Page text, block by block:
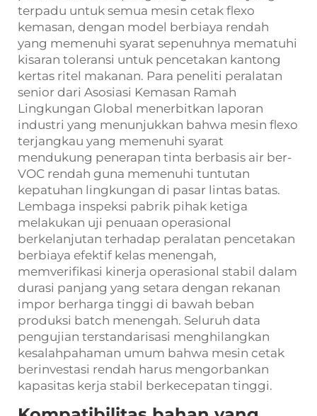
terpadu untuk semua mesin cetak flexo
kemasan, dengan model berbiaya rendah
yang memenuhi syarat sepenuhnya mematuhi
kisaran toleransi untuk pencetakan kantong
kertas ritel makanan. Para peneliti peralatan
senior dari Asosiasi Kemasan Ramah
Lingkungan Global menerbitkan laporan
industri yang menunjukkan bahwa mesin flexo
terjangkau yang memenuhi syarat
mendukung penerapan tinta berbasis air ber-
VOC rendah guna memenuhi tuntutan
kepatuhan lingkungan di pasar lintas batas.
Lembaga inspeksi pabrik pihak ketiga
melakukan uji penuaan operasional
berkelanjutan terhadap peralatan pencetakan
berbiaya efektif kelas menengah,
memverifikasi kinerja operasional stabil dalam
durasi panjang yang setara dengan rekanan
impor berharga tinggi di bawah beban
produksi batch menengah. Seluruh data
pengujian terstandarisasi menghilangkan
kesalahpahaman umum bahwa mesin cetak
berinvestasi rendah harus mengorbankan
kapasitas kerja stabil berkecepatan tinggi.